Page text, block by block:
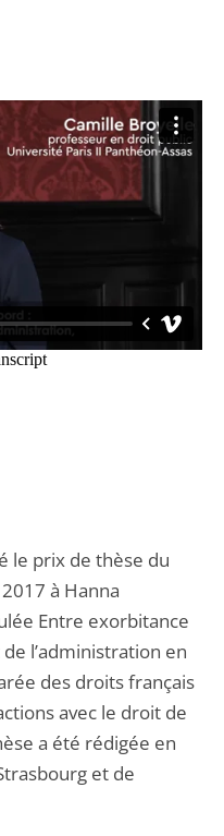
le prix de thèse du
à Hanna
Entre exorbitance
l’administration en
des droits français
avec le droit de
a été rédigée en
et de